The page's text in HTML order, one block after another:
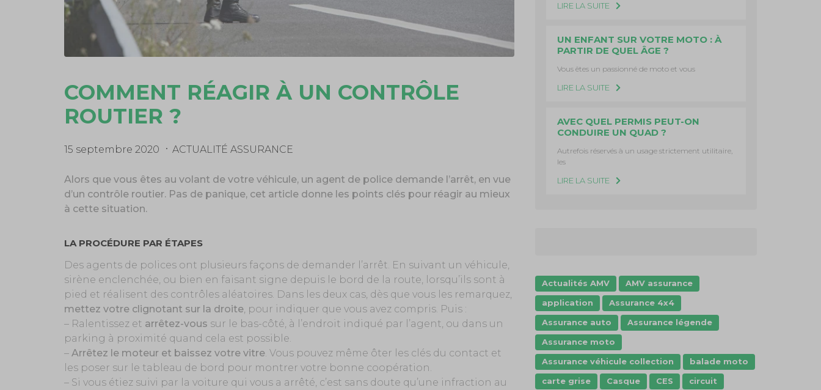
COMMENT RÉAGIR À UN CONTRÔLE
ROUTIER ?
15 septembre 2020 ACTUALITÉ ASSURANCE
Alors que vous êtes au volant de votre véhicule, un agent de police demande l’arrêt, en vue
d’un contrôle routier. Pas de panique, cet article donne les points clés pour réagir au mieux
à cette situation.
LA PROCÉDURE PAR ÉTAPES
Des agents de polices ont plusieurs façons de demander l’arrêt. En suivant un véhicule,
sirène enclenchée, ou bien en faisant signe depuis le bord de la route, lorsqu’ils sont à
pied et réalisent des contrôles aléatoires. Dans les deux cas, dès que vous les remarquez,
mettez votre clignotant sur la droite, pour indiquer que vous avez compris. Puis :
– Ralentissez et arrêtez-vous sur le bas-côté, à l’endroit indiqué par l’agent, ou dans un
parking à proximité quand cela est possible.
– Arrêtez le moteur et baissez votre vitre. Vous pouvez même ôter les clés du contact et
les poser sur le tableau de bord pour montrer votre bonne coopération.
– Si vous étiez suivi par la voiture qui vous a arrêté, c’est sans doute qu’une infraction au
LIRE LA SUITE
UN ENFANT SUR VOTRE MOTO : À
PARTIR DE QUEL ÂGE ?
Vous êtes un passionné de moto et vous
LIRE LA SUITE
AVEC QUEL PERMIS PEUT-ON
CONDUIRE UN QUAD ?
Autrefois réservés à un usage strictement utilitaire,
les
LIRE LA SUITE
Actualités AMV
AMV assurance
application
Assurance 4x4
Assurance auto
Assurance légende
Assurance moto
Assurance véhicule collection
balade moto
carte grise
Casque CES
circuit